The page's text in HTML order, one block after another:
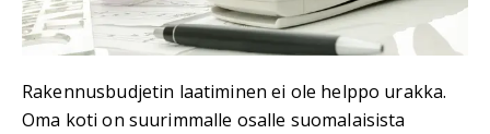
Rakennusbudjetin laatiminen ei ole helppo urakka.
Oma koti on suurimmalle osalle suomalaisista